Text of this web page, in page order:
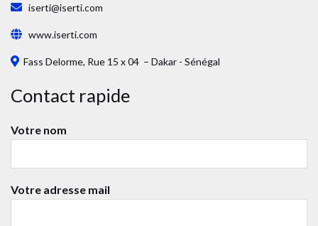
iserti@iserti.com
www.iserti.com
Fass Delorme, Rue 15 x 04 – Dakar - Sénégal
Contact rapide
Votre nom
Votre adresse mail